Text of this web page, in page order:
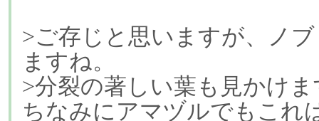
>ご存じと思いますが、ノ
ますね。
>分裂の著しい葉も見かけ
ちなみにアマヅルでもこれ